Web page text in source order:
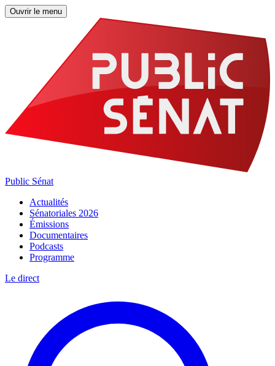
Ouvrir le menu
Public Sénat
Actualités
Sénatoriales 2026
Émissions
Documentaires
Podcasts
Programme
Le direct